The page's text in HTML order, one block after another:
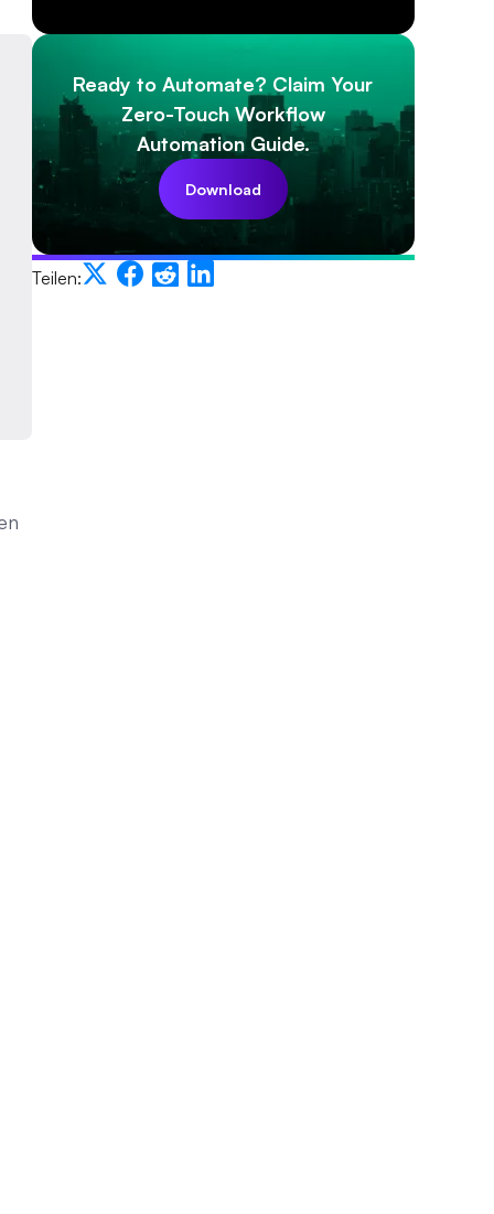
Ready to Automate? Claim Your
Zero-Touch Workflow
Automation Guide.
Download
Teilen: